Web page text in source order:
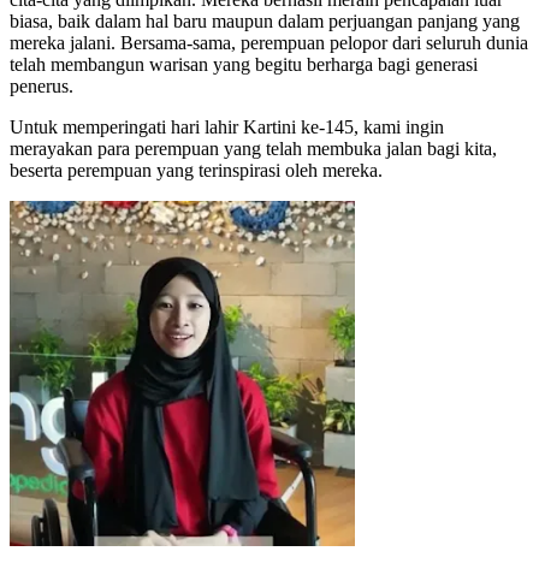
biasa, baik dalam hal baru maupun dalam perjuangan panjang yang
mereka jalani. Bersama-sama, perempuan pelopor dari seluruh dunia
telah membangun warisan yang begitu berharga bagi generasi
penerus.
Untuk memperingati hari lahir Kartini ke-145, kami ingin
merayakan para perempuan yang telah membuka jalan bagi kita,
beserta perempuan yang terinspirasi oleh mereka.